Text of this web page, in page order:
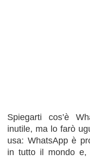
Spiegarti cos’è
inutile, ma lo farò
usa: WhatsApp è
in tutto il mondo e,